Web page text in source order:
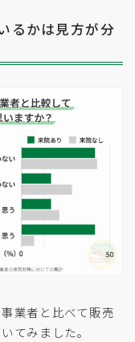
るかは見方が分
業者と比べて販売
てみました。